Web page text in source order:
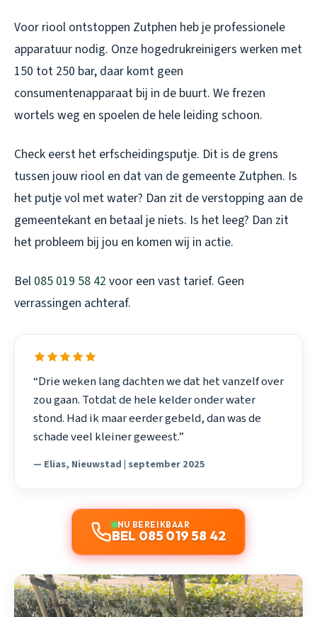
Voor riool ontstoppen Zutphen heb je professionele
apparatuur nodig. Onze hogedrukreinigers werken met
150 tot 250 bar, daar komt geen
consumentenapparaat bij in de buurt. We frezen
wortels weg en spoelen de hele leiding schoon.
Check eerst het erfscheidingsputje. Dit is de grens
tussen jouw riool en dat van de gemeente Zutphen. Is
het putje vol met water? Dan zit de verstopping aan de
gemeentekant en betaal je niets. Is het leeg? Dan zit
het probleem bij jou en komen wij in actie.
Bel 085 019 58 42 voor een vast tarief. Geen
verrassingen achteraf.
“Drie weken lang dachten we dat het vanzelf over
zou gaan. Totdat de hele kelder onder water
stond. Had ik maar eerder gebeld, dan was de
schade veel kleiner geweest.”
— Elias, Nieuwstad | september 2025
NU BEREIKBAAR
BEL 085 019 58 42